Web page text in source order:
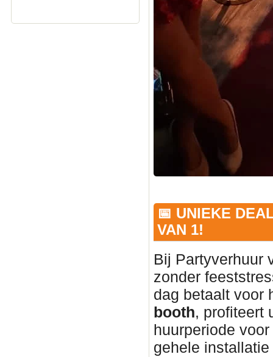
📅 UNIEKE
VAN 1!
Bij Partyverhuur
zonder
dag betaalt voor
booth, profiteert
huurperiode
gehele